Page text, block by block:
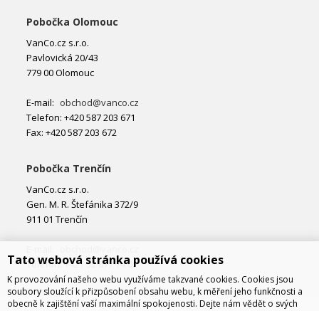
Pobočka Olomouc
VanCo.cz s.r.o.
Pavlovická 20/43
779 00 Olomouc
E-mail: obchod@vanco.cz
Telefon: +420 587 203 671
Fax: +420 587 203 672
Pobočka Trenčín
VanCo.cz s.r.o.
Gen. M. R. Štefánika 372/9
911 01 Trenčín
Telefon: +421 32 877 74 02
Tato webová stránka používá cookies
K provozování našeho webu využíváme takzvané cookies. Cookies jsou
soubory sloužící k přizpůsobení obsahu webu, k měření jeho funkčnosti a
obecně k zajištění vaší maximální spokojenosti. Dejte nám vědět o svých